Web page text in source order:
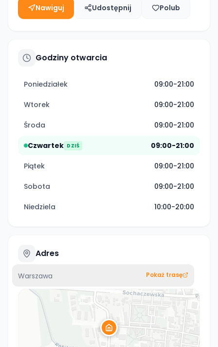
Nawiguj Udostępnij Polub
Godziny otwarcia
Poniedziałek 09:00-21:00
Wtorek 09:00-21:00
Środa 09:00-21:00
Czwartek DZIŚ 09:00-21:00
Piątek 09:00-21:00
Sobota 09:00-21:00
Niedziela 10:00-20:00
Adres
Warszawa Pokaż trasę